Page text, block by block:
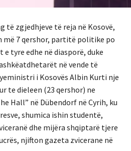
të zgjedhjeve të reja në Kosovë,
7 qershor, partitë politike po
tyre edhe në diasporë, duke
në vende të
i Kosovës Albin Kurti nje
te dieleen (23 qershor) ne
Hall” në Dübendorf në Cyrih, ku
shumica ishin studentë,
dhe mijëra shqiptarë tjere
njifton gazeta zvicerane në